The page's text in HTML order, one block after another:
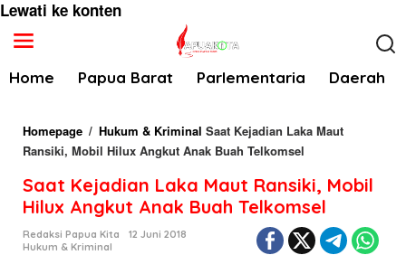
Lewati ke konten
Home Papua Barat Parlementaria Daerah
Homepage / Hukum & Kriminal Saat Kejadian Laka Maut
Ransiki, Mobil Hilux Angkut Anak Buah Telkomsel
Saat Kejadian Laka Maut Ransiki, Mobil
Hilux Angkut Anak Buah Telkomsel
Redaksi Papua Kita
12 Juni 2018
Hukum & Kriminal